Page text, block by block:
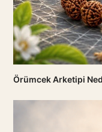
Örümcek Arketipi